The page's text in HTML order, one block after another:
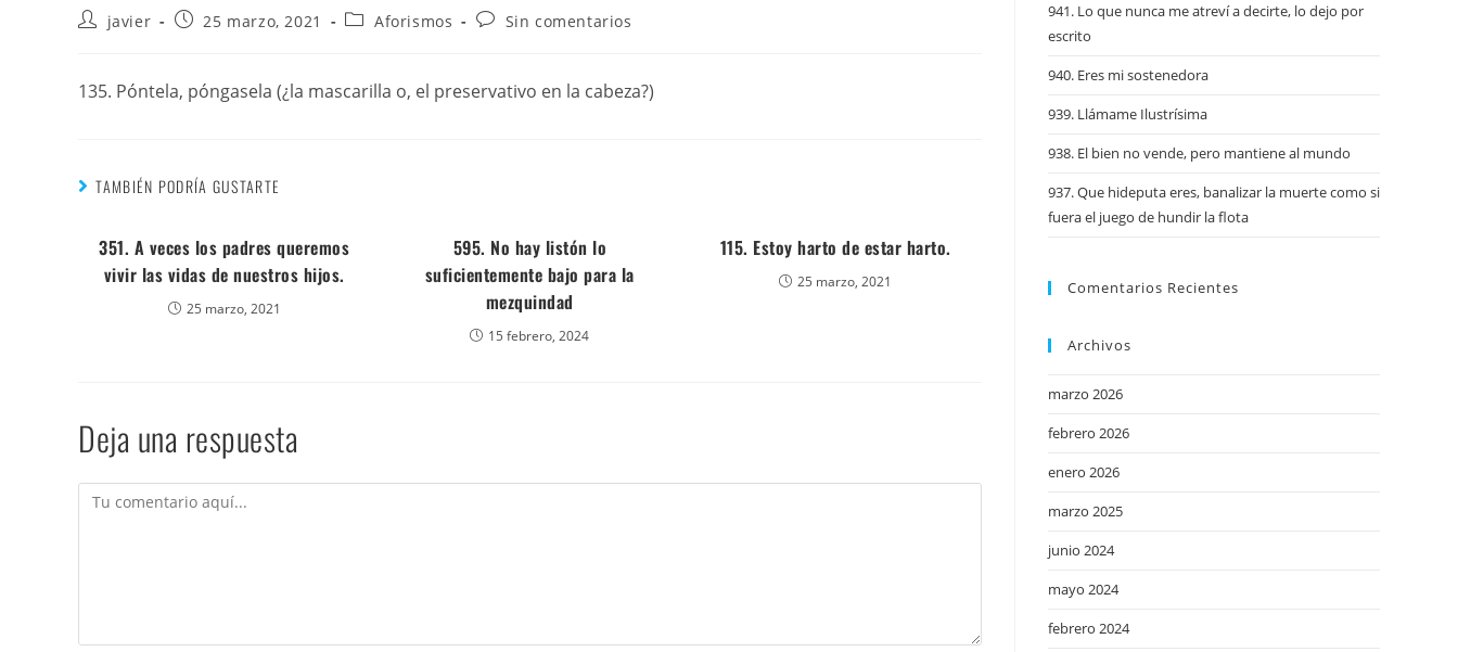
javier 25 marzo, 2021 Aforismos Sin comentarios
135. Póntela, póngasela (¿la mascarilla o, el preservativo en la cabeza?)
TAMBIÉN PODRÍA GUSTARTE
351. A veces los padres queremos
vivir las vidas de nuestros hijos.
25 marzo, 2021
595. No hay listón lo
suficientemente bajo para la
mezquindad
15 febrero, 2024
115. Estoy harto de estar harto.
25 marzo, 2021
Deja una respuesta
941. Lo que nunca me atreví a decirte, lo dejo por
escrito
940. Eres mi sostenedora
939. Llámame Ilustrísima
938. El bien no vende, pero mantiene al mundo
937. Que hideputa eres, banalizar la muerte como si
fuera el juego de hundir la flota
Comentarios Recientes
Archivos
marzo 2026
febrero 2026
enero 2026
marzo 2025
junio 2024
mayo 2024
febrero 2024